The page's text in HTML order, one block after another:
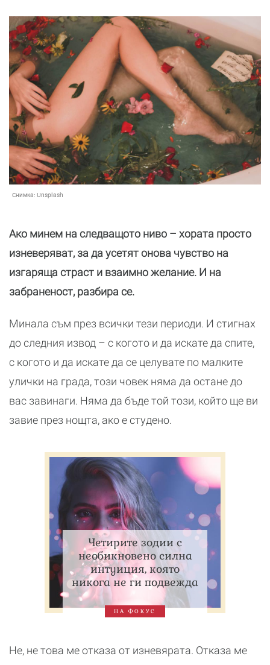
Снимка: Unsplash
Ако минем на следващото ниво – хората просто
изневеряват, за да усетят онова чувство на
изгаряща страст и взаимно желание. И на
забраненост, разбира се.
Минала съм през всички тези периоди. И стигнах
до следния извод – с когото и да искате да спите,
с когото и да искате да се целувате по малките
улички на града, този човек няма да остане до
вас завинаги. Няма да бъде той този, който ще ви
завие през нощта, ако е студено.
Четирите зодии с
необикновено силна
интуиция, която
никога не ги подвежда
НА ФОКУС
Не, не това ме отказа от изневярата. Отказа ме